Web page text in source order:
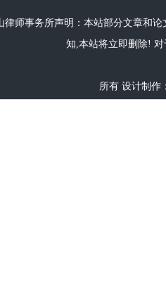
律师事务所声明：本站部分文章和
知,本站将立即删除! 对
所有 设计制作